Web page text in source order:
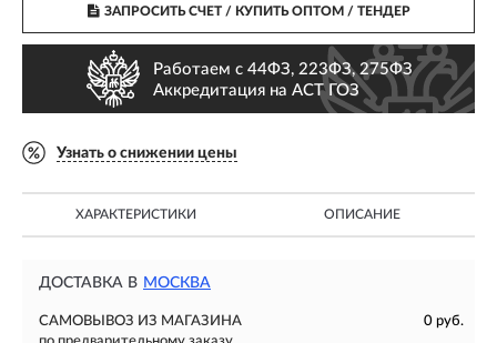
ЗАПРОСИТЬ СЧЕТ / КУПИТЬ ОПТОМ/ ТЕНДЕР
Работаем с 44ФЗ, 223ФЗ, 275ФЗ
Аккредитация на АСТ ГОЗ
Узнать о снижении цены
ХАРАКТЕРИСТИКИ ОПИСАНИЕ
ДОСТАВКА В МОСКВА
САМОВЫВОЗ ИЗ МАГАЗИНА
0 руб.